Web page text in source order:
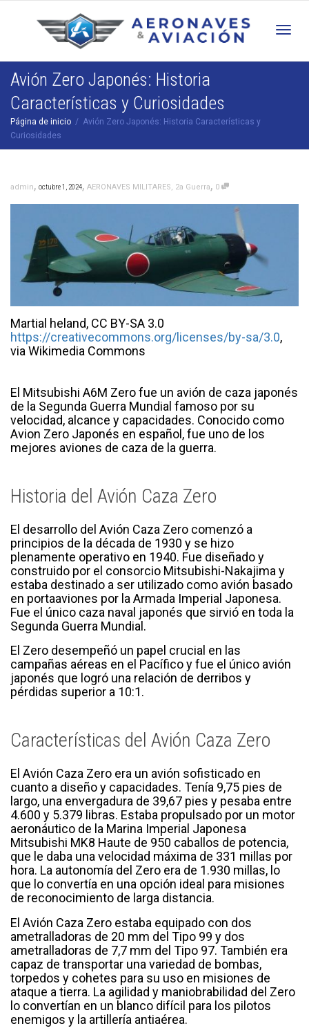
Avión Zero Japonés: Historia
Características y Curiosidades
Página de inicio
Avión Zero Japonés: Historia Características y
Curiosidades
admin, octubre 1, 2024, AERONAVES MILITARES, 2a Guerra, 0
Martial heland, CC BY-SA 3.0
https://creativecommons.org/licenses/by-sa/3.0,
via Wikimedia Commons
El Mitsubishi A6M Zero fue un avión de caza japonés
de la Segunda Guerra Mundial famoso por su
velocidad, alcance y capacidades. Conocido como
Avion Zero Japonés en español, fue uno de los
mejores aviones de caza de la guerra.
Historia del Avión Caza Zero
El desarrollo del Avión Caza Zero comenzó a
principios de la década de 1930 y se hizo
plenamente operativo en 1940. Fue diseñado y
construido por el consorcio Mitsubishi-Nakajima y
estaba destinado a ser utilizado como avión basado
en portaaviones por la Armada Imperial Japonesa.
Fue el único caza naval japonés que sirvió en toda la
Segunda Guerra Mundial.
El Zero desempeñó un papel crucial en las
campañas aéreas en el Pacífico y fue el único avión
japonés que logró una relación de derribos y
pérdidas superior a 10:1.
Características del Avión Caza Zero
El Avión Caza Zero era un avión sofisticado en
cuanto a diseño y capacidades. Tenía 9,75 pies de
largo, una envergadura de 39,67 pies y pesaba entre
4.600 y 5.379 libras. Estaba propulsado por un motor
aeronáutico de la Marina Imperial Japonesa
Mitsubishi MK8 Haute de 950 caballos de potencia,
que le daba una velocidad máxima de 331 millas por
hora. La autonomía del Zero era de 1.930 millas, lo
que lo convertía en una opción ideal para misiones
de reconocimiento de larga distancia.
El Avión Caza Zero estaba equipado con dos
ametralladoras de 20 mm del Tipo 99 y dos
ametralladoras de 7,7 mm del Tipo 97. También era
capaz de transportar una variedad de bombas,
torpedos y cohetes para su uso en misiones de
ataque a tierra. La agilidad y maniobrabilidad del Zero
lo convertían en un blanco difícil para los pilotos
enemigos y la artillería antiaérea.